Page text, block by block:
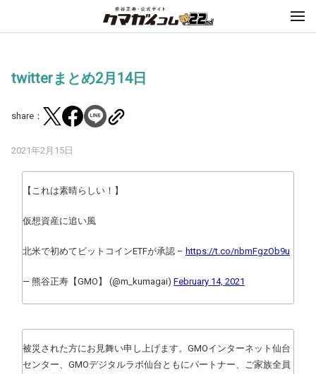
twitterまとめ2月14日
share：
2021年2月15日
【これは素晴らしい！】
仮想資産に追い風
北米で初めてビットコインETFが承認 – https://t.co/nbmFgzOb9u
— 熊谷正寿【GMO】 (@m_kumagai) February 14, 2021
被災された方にお見舞い申し上げます。GMOインターネット仙台
センター、GMOデジタルラボ仙台ともにパートナー、ご家族全員